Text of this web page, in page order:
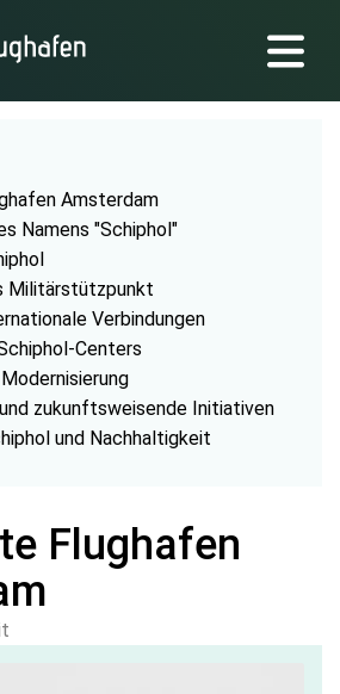
Amsterdam
Namens "Schiphol"
Militärstützpunkt
Verbindungen
Centers
zukunftsweisende Initiativen
und Nachhaltigkeit
Flughafen